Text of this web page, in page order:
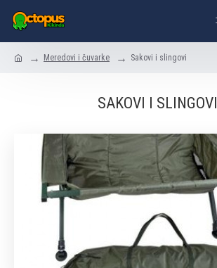
Meredovi i čuvarke Sakovi i slingovi
SAKOVI I SLINGOVI